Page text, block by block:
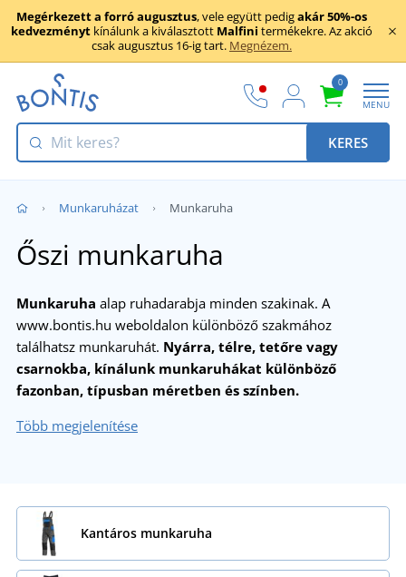
Megérkezett a forró augusztus, vele együtt pedigakár 50%-os
kedvezményt kínálunk a kiválasztott Malfini termékekre. Az akció
csak augusztus 16-ig tart. Megnézem.
0
MENU
KERES
Munkaruházat Munkaruha
Őszi munkaruha
Munkaruha alap ruhadarabja minden szakinak. A
www.bontis.hu weboldalon különböző szakmához
találhatsz munkaruhát. Nyárra, télre, tetőre vagy
csarnokba, kínálunk munkaruhákat különböző
fazonban, típusban méretben és színben.
Több megjelenítése
Kantáros munkaruha